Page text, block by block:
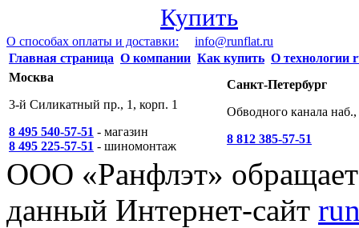
Купить
О способах оплаты и доставки:
info@runflat.ru
Главная страница О компании Как купить О технологии
Москва
3-й Силикатный пр., 1, корп. 1
8 495 540-57-51 - магазин
8 495 225-57-51 - шиномонтаж
Санкт-Петербург
Обводного канала
8 812 385-57-51
ООО «Ранфлэт»
данный Интернет-сайт